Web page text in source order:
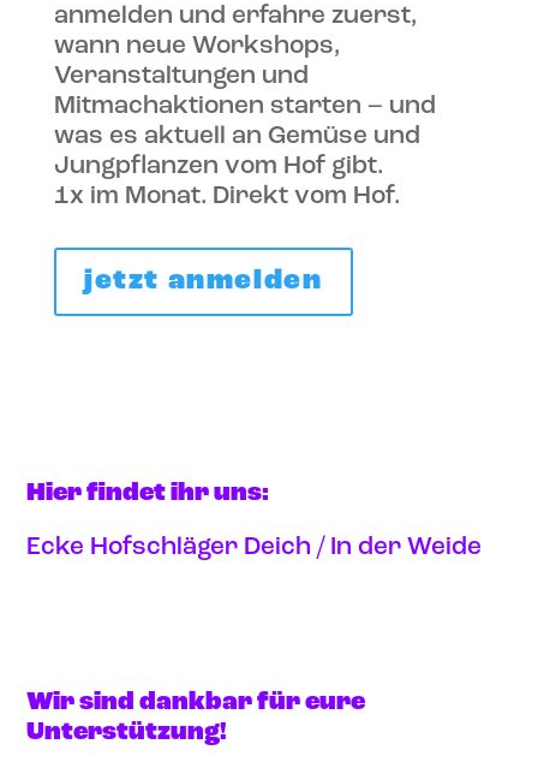
anmelden und erfahre zuerst,
wann neue Workshops,
Veranstaltungen und
Mitmachaktionen starten – und
was es aktuell an Gemüse und
Jungpflanzen vom Hof gibt.
1x im Monat. Direkt vom Hof.
jetzt anmelden
Hier findet ihr uns:
Ecke Hofschläger Deich / In der Weide
Wir sind dankbar für eure
Unterstützung!